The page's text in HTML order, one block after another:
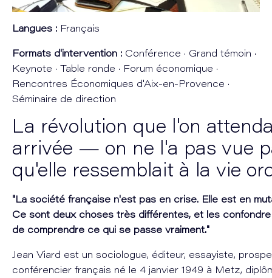
Langues : Français
Formats d'intervention : Conférence · Grand témoin ·
Keynote · Table ronde · Forum économique ·
Rencontres Économiques d'Aix-en-Provence ·
Séminaire de direction
La révolution que l'on
arrivée — on ne l'a pas vue
qu'elle ressemblait à la vie
"La société française n'est pas en crise. Elle est en
Ce sont deux choses très différentes, et les
de comprendre ce qui se passe vraiment."
Jean Viard est un sociologue, éditeur, essayiste,
conférencier français né le 4 janvier 1949 à Metz,